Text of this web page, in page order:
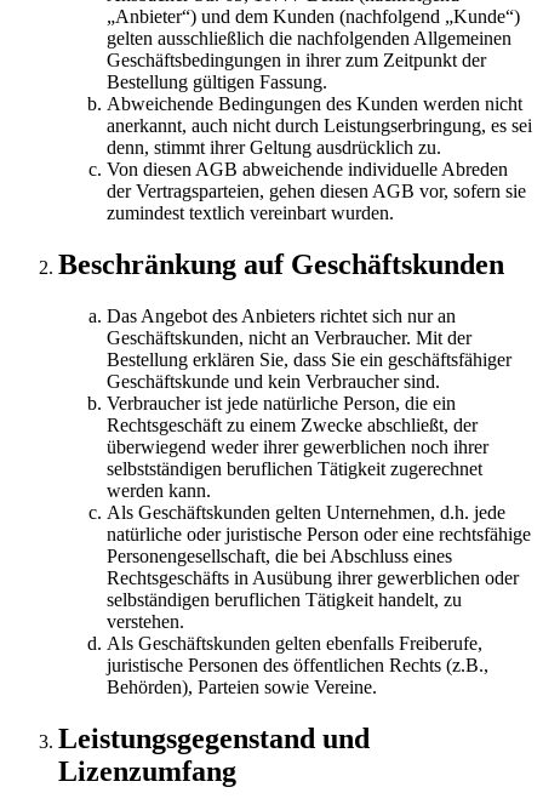
„Anbieter“) und dem Kunden (nachfolgend „Kunde“)
gelten ausschließlich die nachfolgenden Allgemeinen
Geschäftsbedingungen in ihrer zum Zeitpunkt der
Bestellung gültigen Fassung.
Abweichende Bedingungen des Kunden werden nicht
anerkannt, auch nicht durch Leistungserbringung, es sei
denn, stimmt ihrer Geltung ausdrücklich zu.
Von diesen AGB abweichende individuelle Abreden
der Vertragsparteien, gehen diesen AGB vor, sofern sie
zumindest textlich vereinbart wurden.
Beschränkung auf Geschäftskunden
Das Angebot des Anbieters richtet sich nur an
Geschäftskunden, nicht an Verbraucher. Mit der
Bestellung erklären Sie, dass Sie ein geschäftsfähiger
Geschäftskunde und kein Verbraucher sind.
Verbraucher ist jede natürliche Person, die ein
Rechtsgeschäft zu einem Zwecke abschließt, der
überwiegend weder ihrer gewerblichen noch ihrer
selbstständigen beruflichen Tätigkeit zugerechnet
werden kann.
Als Geschäftskunden gelten Unternehmen, d.h. jede
natürliche oder juristische Person oder eine rechtsfähige
Personengesellschaft, die bei Abschluss eines
Rechtsgeschäfts in Ausübung ihrer gewerblichen oder
selbständigen beruflichen Tätigkeit handelt, zu
verstehen.
Als Geschäftskunden gelten ebenfalls Freiberufe,
juristische Personen des öffentlichen Rechts (z.B.,
Behörden), Parteien sowie Vereine.
Leistungsgegenstand und
Lizenzumfang